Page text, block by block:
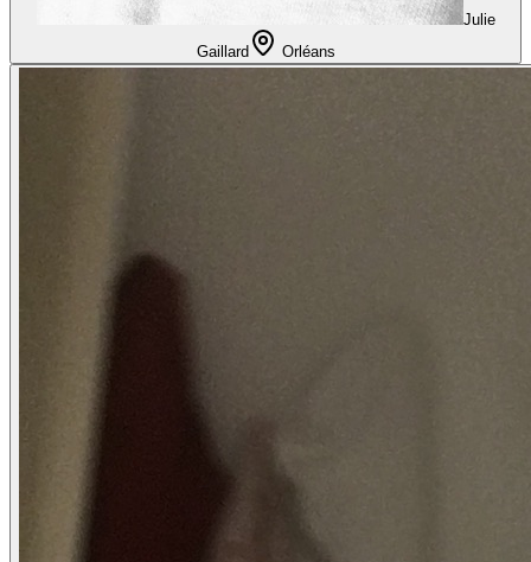
Julie
Gaillard
Orléans